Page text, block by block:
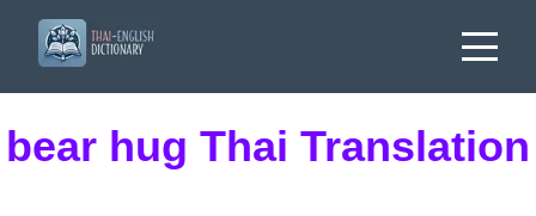
bear hug Thai Translation